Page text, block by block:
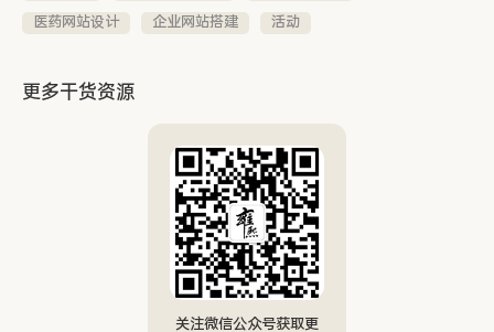
医药网站设计
企业网站搭建 活动
更多干货资源
关注微信公众号获取更